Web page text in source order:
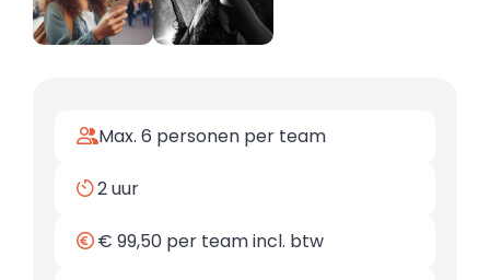
Max. 6 personen per team
2 uur
€ 99,50 per team incl. btw